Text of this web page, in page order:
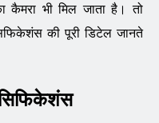
भी मिल जाता है। तो
की पूरी डिटेल जानते